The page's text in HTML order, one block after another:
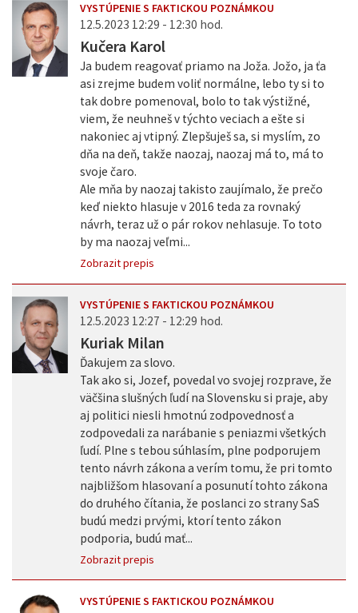
VYSTÚPENIE S FAKTICKOU POZNÁMKOU
12.5.2023 12:29 - 12:30 hod.
Kučera Karol
Ja budem reagovať priamo na Joža. Jožo, ja ťa
asi zrejme budem voliť normálne, lebo ty si to
tak dobre pomenoval, bolo to tak výstižné,
viem, že neuhneš v týchto veciach a ešte si
nakoniec aj vtipný. Zlepšuješ sa, si myslím, zo
dňa na deň, takže naozaj, naozaj má to, má to
svoje čaro.
Ale mňa by naozaj takisto zaujímalo, že prečo
keď niekto hlasuje v 2016 teda za rovnaký
návrh, teraz už o pár rokov nehlasuje. To toto
by ma naozaj veľmi...
Zobrazit prepis
VYSTÚPENIE S FAKTICKOU POZNÁMKOU
12.5.2023 12:27 - 12:29 hod.
Kuriak Milan
Ďakujem za slovo.
Tak ako si, Jozef, povedal vo svojej rozprave, že
väčšina slušných ľudí na Slovensku si praje, aby
aj politici niesli hmotnú zodpovednosť a
zodpovedali za narábanie s peniazmi všetkých
ľudí. Plne s tebou súhlasím, plne podporujem
tento návrh zákona a verím tomu, že pri tomto
najbližšom hlasovaní a posunutí tohto zákona
do druhého čítania, že poslanci zo strany SaS
budú medzi prvými, ktorí tento zákon
podporia, budú mať...
Zobrazit prepis
VYSTÚPENIE S FAKTICKOU POZNÁMKOU